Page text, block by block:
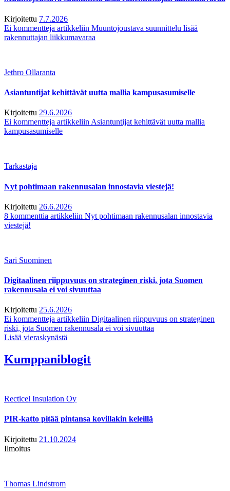
Kirjoitettu 7.7.2026
Ei kommentteja artikkeliin Muuntojoustava suunnittelu lisää
rakennuttajan liikkumavaraa
Jethro Ollaranta
Asiantuntijat kehittävät uutta mallia kampusasumiselle
Kirjoitettu 29.6.2026
Ei kommentteja artikkeliin Asiantuntijat kehittävät uutta mallia
kampusasumiselle
Tarkastaja
Nyt pohtimaan rakennusalan innostavia viestejä!
Kirjoitettu 26.6.2026
8 kommenttia artikkeliin Nyt pohtimaan rakennusalan innostavia
viestejä!
Sari Suominen
Digitaalinen riippuvuus on strateginen riski, jota Suomen
rakennusala ei voi sivuuttaa
Kirjoitettu 25.6.2026
Ei kommentteja artikkeliin Digitaalinen riippuvuus on strateginen
riski, jota Suomen rakennusala ei voi sivuuttaa
Lisää vieraskynästä
Kumppaniblogit
Recticel Insulation Oy
PIR-katto pitää pintansa kovillakin keleillä
Kirjoitettu 21.10.2024
Ilmoitus
Thomas Lindstrom